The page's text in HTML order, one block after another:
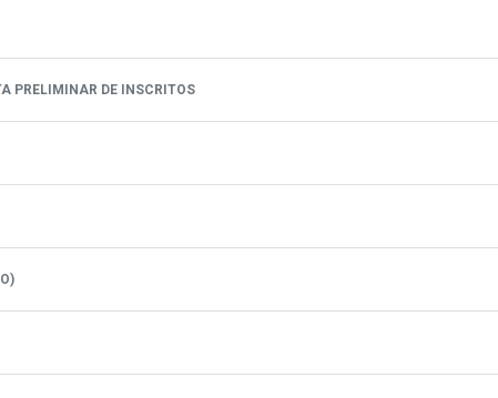
PRELIMINAR DE INSCRITOS